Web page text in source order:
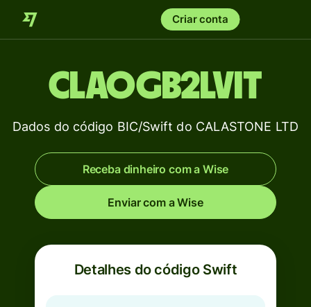
Criar conta
CLAOGB2LVIT
Dados do código BIC/Swift do CALASTONE LTD
Receba dinheiro com a Wise
Enviar com a Wise
Detalhes do código Swift